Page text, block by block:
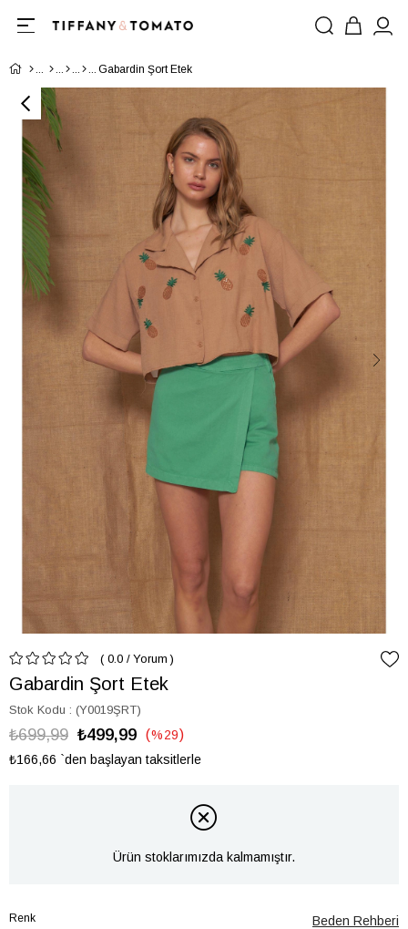
Gabardin Şort Etek
0.0 / Yorum
Gabardin Şort Etek
Stok Kodu (Y0019ŞRT)
₺699,99 ₺499,99 %29
İndirim
₺166,66 `den başlayan taksitlerle
Ürün stoklarımızda kalmamıştır.
Renk Beden Rehberi